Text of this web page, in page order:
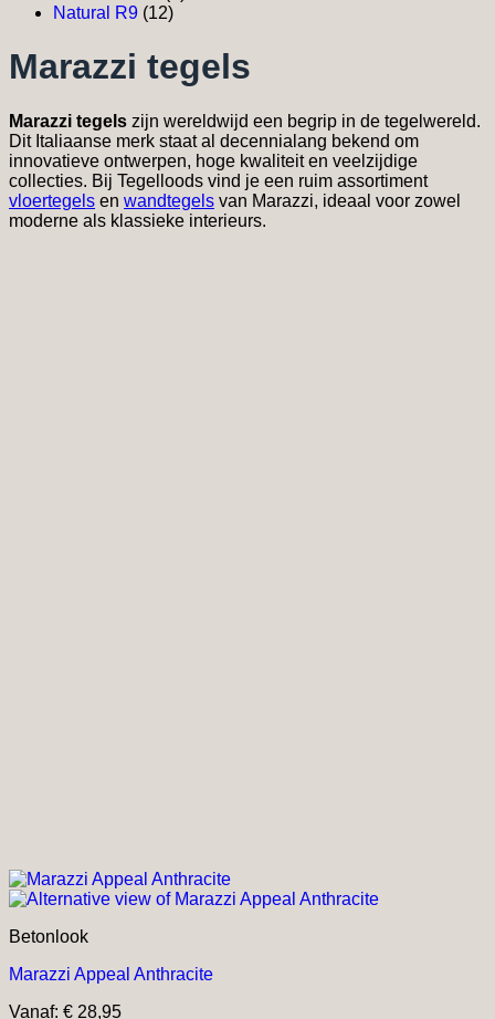
Natural R9 (12)
Marazzi tegels
Marazzi tegels zijn wereldwijd een begrip in de tegelwereld.
Dit Italiaanse merk staat al decennialang bekend om
innovatieve ontwerpen, hoge kwaliteit en veelzijdige
collecties. Bij Tegelloods vind je een ruim assortiment
vloertegels en wandtegels van Marazzi, ideaal voor zowel
moderne als klassieke interieurs.
Betonlook
Marazzi Appeal Anthracite
Vanaf: € 28,95